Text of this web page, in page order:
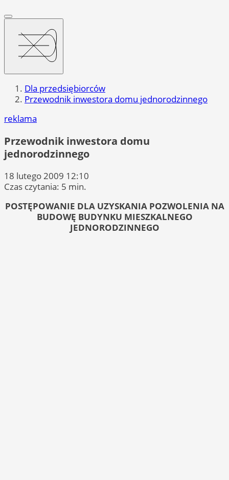
Dla przedsiębiorców
Przewodnik inwestora domu jednorodzinnego
reklama
Przewodnik inwestora domu
jednorodzinnego
18 lutego 2009 12:10
Czas czytania: 5 min.
POSTĘPOWANIE DLA UZYSKANIA POZWOLENIA NA
BUDOWĘ BUDYNKU MIESZKALNEGO
JEDNORODZINNEGO